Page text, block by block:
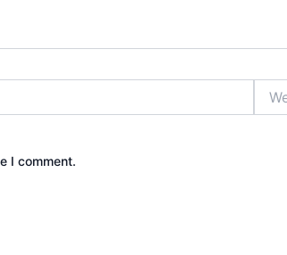
I comment.